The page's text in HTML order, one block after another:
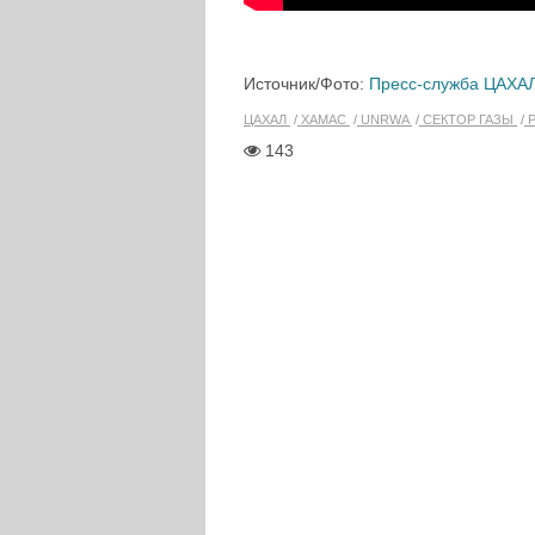
Источник/Фото: Пресс-служба
ЦАХАЛ ХАМАС UNRWA СЕКТОР ГАЗЫ
143